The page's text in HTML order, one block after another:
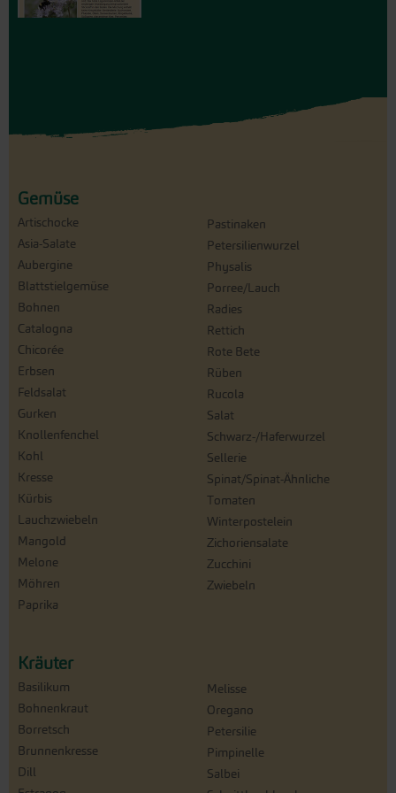
Gemüse
Artischocke
Asia-Salate
Aubergine
Blattstielgemüse
Bohnen
Catalogna
Chicorée
Erbsen
Feldsalat
Gurken
Knollenfenchel
Kohl
Kresse
Kürbis
Lauchzwiebeln
Mangold
Melone
Möhren
Paprika
Pastinaken
Petersilienwurzel
Physalis
Porree/Lauch
Radies
Rettich
Rote Bete
Rüben
Rucola
Salat
Schwarz-/Haferwurzel
Sellerie
Spinat/Spinat-Ähnliche
Tomaten
Winterpostelein
Zichoriensalate
Zucchini
Zwiebeln
Kräuter
Basilikum
Bohnenkraut
Borretsch
Brunnenkresse
Dill
Melisse
Oregano
Petersilie
Pimpinelle
Salbei